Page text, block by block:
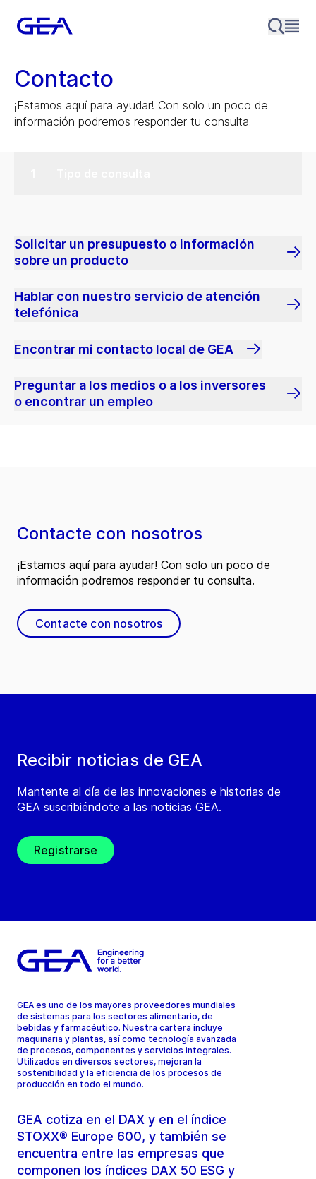
Contacto
¡Estamos aquí para ayudar! Con solo un poco de
información podremos responder tu consulta.
Solicitar un presupuesto o información
sobre un producto
Hablar con nuestro servicio de atención
telefónica
Encontrar mi contacto local de GEA
Preguntar a los medios o a los inversores
o encontrar un empleo
Recibir noticias de GEA
Mantente al día de las innovaciones e historias de
GEA suscribiéndote a las noticias GEA.
Registrarse
Contacte con nosotros
¡Estamos aquí para ayudar! Con solo un poco de
información podremos responder tu consulta.
Contacte con nosotros
GEA es uno de los mayores proveedores mundiales
de sistemas para los sectores alimentario, de
bebidas y farmacéutico. Nuestra cartera incluye
maquinaria y plantas, así como tecnología avanzada
de procesos, componentes y servicios integrales.
Utilizados en diversos sectores, mejoran la
sostenibilidad y la eficiencia de los procesos de
producción en todo el mundo.
GEA cotiza en el DAX y en el índice
STOXX® Europe 600, y también se
encuentra entre las empresas que
componen los índices DAX 50 ESG y